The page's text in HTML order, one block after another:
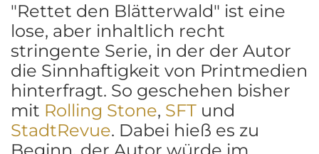
"Rettet den Blätterwald" ist eine
lose, aber inhaltlich recht
stringente Serie, in der der Autor
die Sinnhaftigkeit von Printmedien
hinterfragt. So geschehen bisher
mit Rolling Stone, SFT und
StadtRevue. Dabei hieß es zu